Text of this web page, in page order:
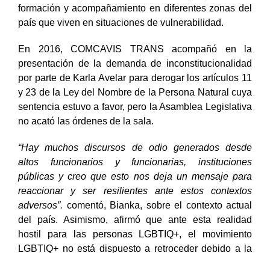
formación y acompañamiento en diferentes zonas del
país que viven en situaciones de vulnerabilidad.
En 2016, COMCAVIS TRANS acompañó en la
presentación de la demanda de inconstitucionalidad
por parte de Karla Avelar para derogar los artículos 11
y 23 de la Ley del Nombre de la Persona Natural cuya
sentencia estuvo a favor, pero la Asamblea Legislativa
no acató las órdenes de la sala.
“Hay muchos discursos de odio generados desde
altos funcionarios y funcionarias, instituciones
públicas y creo que esto nos deja un mensaje para
reaccionar y ser resilientes ante estos contextos
adversos”. comentó, Bianka, sobre el contexto actual
del país. Asimismo, afirmó que ante esta realidad
hostil para las personas LGBTIQ+, el movimiento
LGBTIQ+ no está dispuesto a retroceder debido a la